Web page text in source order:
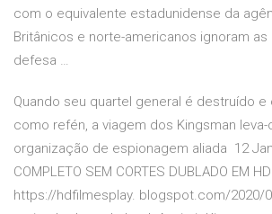
com o equivalente estadunidense da
Britânicos e norte-americanos ignoram
defesa …
Quando seu quartel general é destruído
como refén, a viagem dos Kingsman
organização de espionagem aliada 12 Jan
COMPLETO SEM CORTES DUBLADO EM HD
https://hdfilmesplay. blogspot.com/2020/